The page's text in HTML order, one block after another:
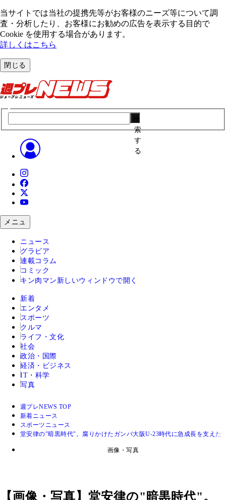
当サイトでは当社の提携先等がお客様のニーズ等について調
査・分析したり、お客様にお勧めの広告を表⽰する⽬的で
Cookie を使⽤する場合があります。
詳しくはこちら
閉じる
索
す
る
メニュ
ニュース
グラビア
連載コラム
コミック
キン肉マン 新しいウィンドウで開く
新着
エンタメ
スポーツ
クルマ
ライフ・文化
社会
政治・国際
経済・ビジネス
IT・科学
写真
週プレNEWS TOP
新着ニュース
スポーツニュース
堂安律の"暗黒時代"。腐りかけたガンバ大阪U-23時代に急成長を支え
画像・写真
【画像・写真】堂安律の"暗黒時代"。